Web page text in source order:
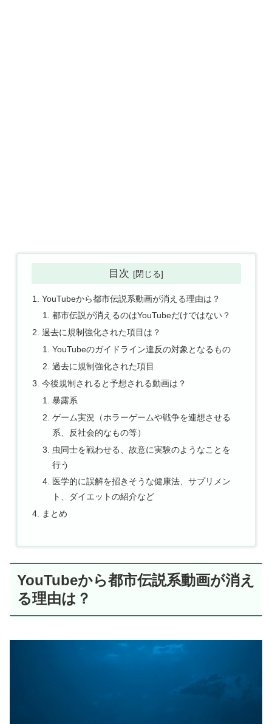
目次
YouTubeから都市伝説系動画が消える理由は？
都市伝説が消えるのはYouTubeだけではない？
過去に規制強化された項目は？
YouTubeのガイドライン違反の対象となるもの
過去に規制強化された項目
今後規制されると予想される動画は？
暴露系
ゲーム実況（ホラーゲームや戦争を連想させる
系、反社会的なもの等）
虫同士を戦わせる、故意に実験のようなことを
行う
医学的に誤解を招きそうな健康法、サプリメン
ト、ダイエットの紹介など
まとめ
YouTubeから都市伝説系動画が消え
る理由は？